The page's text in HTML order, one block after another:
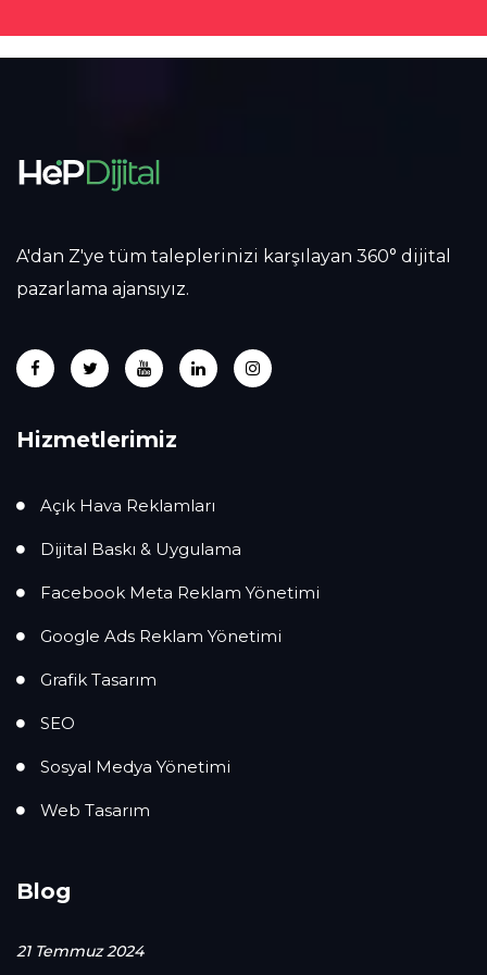
A'dan Z'ye tüm taleplerinizi karşılayan 360° dijital
pazarlama ajansıyız.
Hizmetlerimiz
Açık Hava Reklamları
Dijital Baskı & Uygulama
Facebook Meta Reklam Yönetimi
Google Ads Reklam Yönetimi
Grafik Tasarım
SEO
Sosyal Medya Yönetimi
Web Tasarım
Blog
21 Temmuz 2024